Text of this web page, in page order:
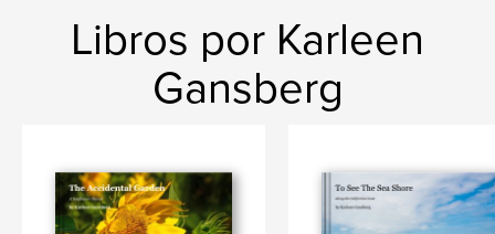
Libros por Karleen
Gansberg